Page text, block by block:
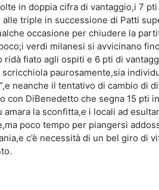
in doppia cifra di vantaggio,i 7
triple in successione di Patti
occasione per chiudere la
verdi milanesi si avvicinano
ridà fiato agli ospiti e 6 pti di
paurosamente,sia
neanche il tentativo di cambio
con DiBenedetto che segna 15 pti
amara la sconfitta,e i locali ad
poco tempo per piangersi
c’è necessità di un bel giro